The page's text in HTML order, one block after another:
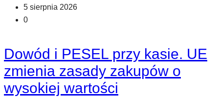
5 sierpnia 2026
0
Dowód i PESEL przy kasie. UE
zmienia zasady zakupów o
wysokiej wartości